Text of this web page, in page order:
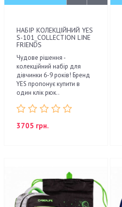
НАБІР КОЛЕКЦІЙНИЙ YES
S-101_COLLECTION LINE
FRIENDS
Чудове рішення -
колекційний набір для
дівчинки 6-9 років! Бренд
YES пропонує купити в
один клік рюк..
3705 грн.